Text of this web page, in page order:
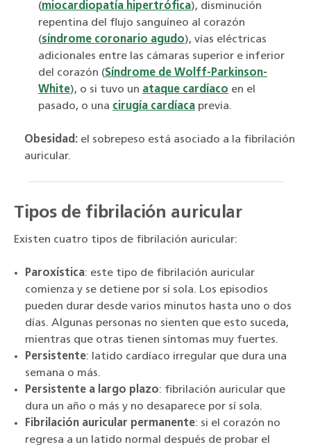
(miocardiopatía hipertrófica), disminución
repentina del flujo sanguíneo al corazón
(síndrome coronario agudo), vías eléctricas
adicionales entre las cámaras superior e inferior
del corazón (Síndrome de Wolff-Parkinson-
White), o si tuvo un ataque cardíaco en el
pasado, o una cirugía cardíaca previa.
Obesidad: el sobrepeso está asociado a la fibrilación
auricular.
Tipos de fibrilación auricular
Existen cuatro tipos de fibrilación auricular:
Paroxística: este tipo de fibrilación auricular
comienza y se detiene por sí sola. Los episodios
pueden durar desde varios minutos hasta uno o dos
días. Algunas personas no sienten que esto suceda,
mientras que otras tienen síntomas muy fuertes.
Persistente: latido cardíaco irregular que dura una
semana o más.
Persistente a largo plazo: fibrilación auricular que
dura un año o más y no desaparece por sí sola.
Fibrilación auricular permanente: si el corazón no
regresa a un latido normal después de probar el